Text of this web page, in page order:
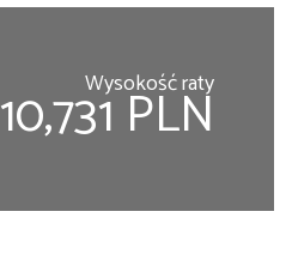
Wysokość raty
10,731 PLN